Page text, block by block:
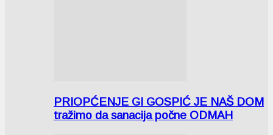
PRIOPĆENJE GI GOSPIĆ JE NAŠ DOM
tražimo da sanacija počne ODMAH